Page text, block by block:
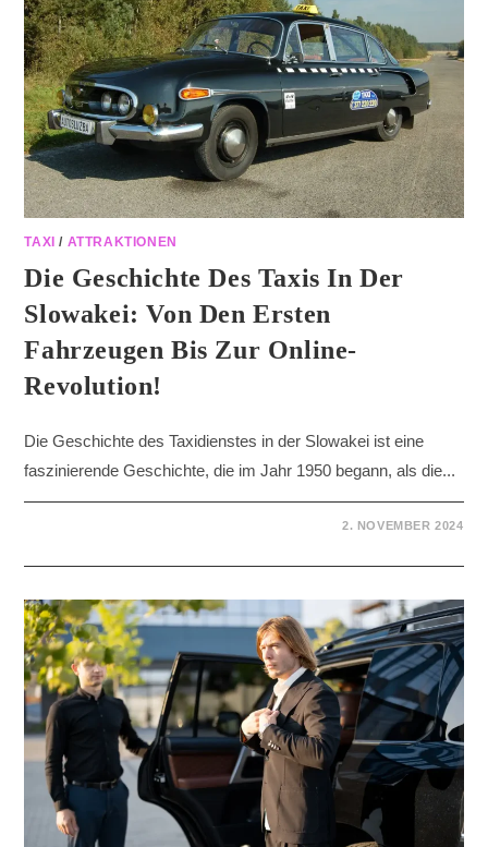
TAXI / ATTRAKTIONEN
Die Geschichte Des Taxis In Der
Slowakei: Von Den Ersten
Fahrzeugen Bis Zur Online-
Revolution!
Die Geschichte des Taxidienstes in der Slowakei ist eine
faszinierende Geschichte, die im Jahr 1950 begann, als die...
2. NOVEMBER 2024